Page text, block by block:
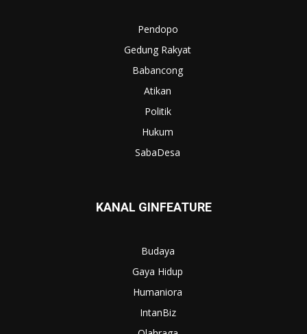
Pendopo
Gedung Rakyat
Babancong
Atikan
Politik
Hukum
SabaDesa
KANAL GINFEATURE
Budaya
Gaya Hidup
Humaniora
IntanBiz